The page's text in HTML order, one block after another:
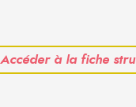
Accéder à la fiche